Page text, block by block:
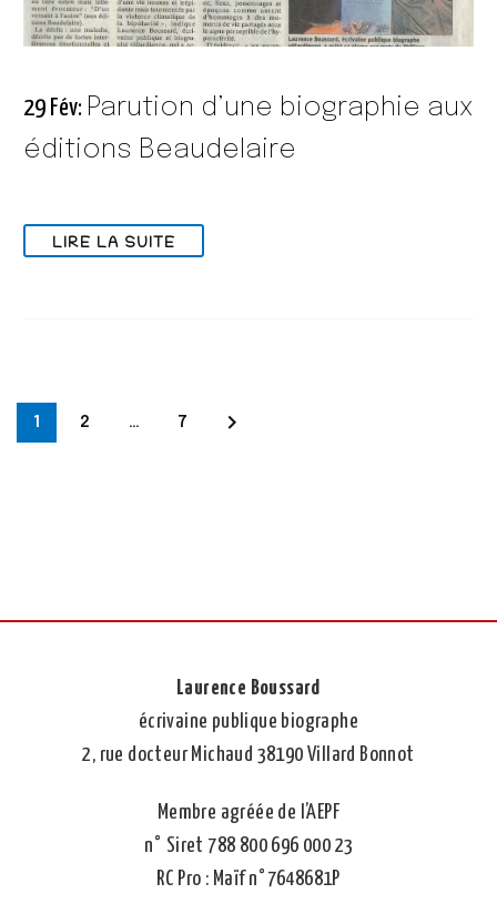
29 Fév: Parution d’une biographie aux
éditions Beaudelaire
LIRE LA SUITE
1 2 … 7
Laurence Boussard
écrivaine publique biographe
2, rue docteur Michaud 38190 Villard Bonnot
Membre agréée de l’AEPF
n° Siret 788 800 696 000 23
RC Pro : Maïf n°7648681P